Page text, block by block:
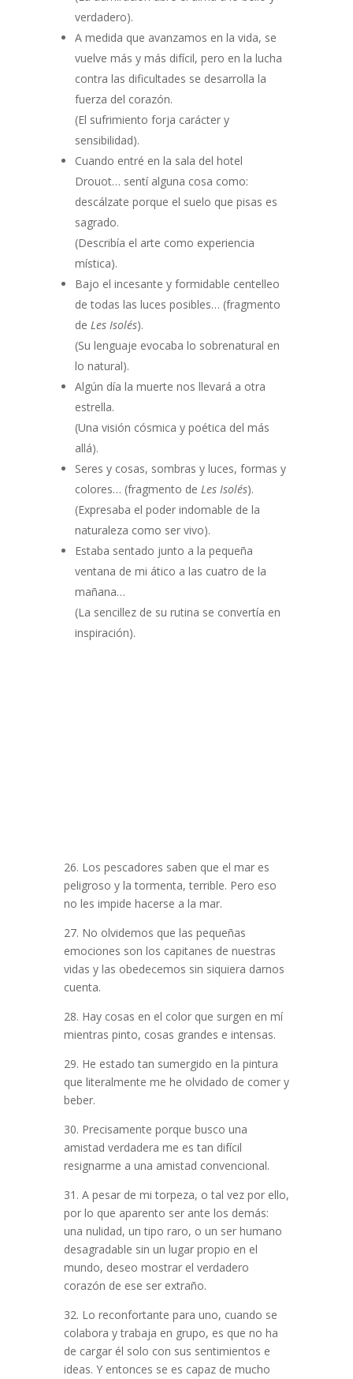
verdadero).
A medida que avanzamos en la vida, se
vuelve más y más difícil, pero en la lucha
contra las dificultades se desarrolla la
fuerza del corazón.
(El sufrimiento forja carácter y
sensibilidad).
Cuando entré en la sala del hotel
Drouot… sentí alguna cosa como:
descálzate porque el suelo que pisas es
sagrado.
(Describía el arte como experiencia
mística).
Bajo el incesante y formidable centelleo
de todas las luces posibles… (fragmento
de Les Isolés).
(Su lenguaje evocaba lo sobrenatural en
lo natural).
Algún día la muerte nos llevará a otra
estrella.
(Una visión cósmica y poética del más
allá).
Seres y cosas, sombras y luces, formas y
colores… (fragmento de Les Isolés).
(Expresaba el poder indomable de la
naturaleza como ser vivo).
Estaba sentado junto a la pequeña
ventana de mi ático a las cuatro de la
mañana…
(La sencillez de su rutina se convertía en
inspiración).
26. Los pescadores saben que el mar es
peligroso y la tormenta, terrible. Pero eso
no les impide hacerse a la mar.
27. No olvidemos que las pequeñas
emociones son los capitanes de nuestras
vidas y las obedecemos sin siquiera darnos
cuenta.
28. Hay cosas en el color que surgen en mí
mientras pinto, cosas grandes e intensas.
29. He estado tan sumergido en la pintura
que literalmente me he olvidado de comer y
beber.
30. Precisamente porque busco una
amistad verdadera me es tan difícil
resignarme a una amistad convencional.
31. A pesar de mi torpeza, o tal vez por ello,
por lo que aparento ser ante los demás:
una nulidad, un tipo raro, o un ser humano
desagradable sin un lugar propio en el
mundo, deseo mostrar el verdadero
corazón de ese ser extraño.
32. Lo reconfortante para uno, cuando se
colabora y trabaja en grupo, es que no ha
de cargar él solo con sus sentimientos e
ideas. Y entonces se es capaz de mucho